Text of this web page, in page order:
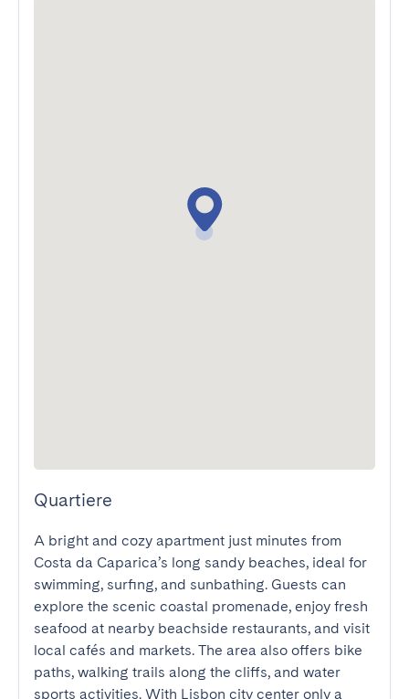
Quartiere
A bright and cozy apartment just minutes from
Costa da Caparica’s long sandy beaches, ideal for
swimming, surfing, and sunbathing. Guests can
explore the scenic coastal promenade, enjoy fresh
seafood at nearby beachside restaurants, and visit
local cafés and markets. The area also offers bike
paths, walking trails along the cliffs, and water
sports activities. With Lisbon city center only a